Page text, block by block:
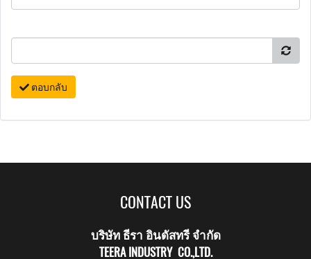
ตอบกลับ
CONTACT US
บริษัท ธีรา อินดัสทรี จำกัด
TEERA INDUSTRY CO.,LTD.